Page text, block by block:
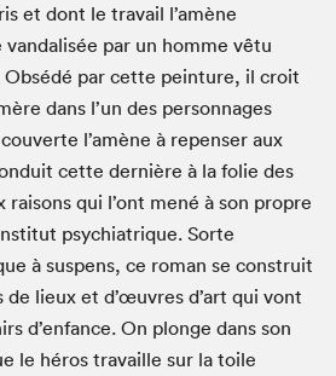
et dont le tra­vail l’amène
van­dal­isée par un homme vêtu
Obsédé par cette pein­ture, il croit
dans l’un des per­son­nages
l’amène à repenser aux
cette dernière à la folie des
qui l’ont mené à son pro­pre
psy­chi­a­trique. Sorte
à sus­pens, ce roman se con­stru­it
lieux et d’œuvres d’art qui vont
d’enfance. On plonge dans son
le héros tra­vaille sur la toile